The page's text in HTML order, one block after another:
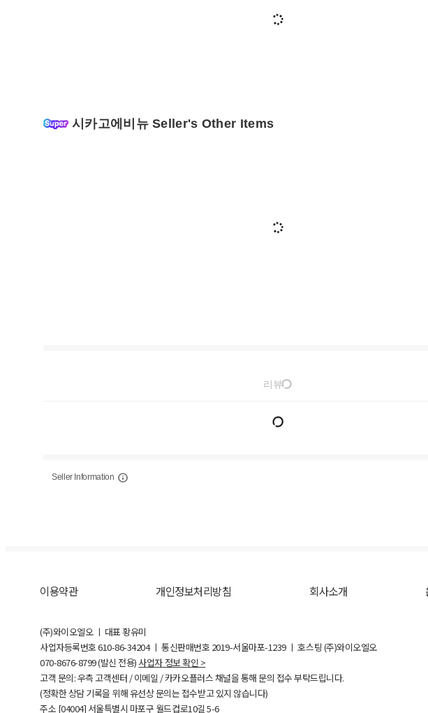
시카고에비뉴 Seller's Other Items
리뷰
Seller Information
이용약관 개인정보처리방침 회사소개
(주)와이오엘오 ㅣ 대표 황유미
사업자등록번호610-86-34204ㅣ 통신판매번호 2019-서울마포-1239 ㅣ 호스팅 (주)와이오엘오
070-8676-8799 (발신 전용) 사업자 정보 확인 >
고객 문의: 우측 고객센터 / 이메일 / 카카오플러스 채널을 통해 문의 접수 부탁드립니다.
(정확한 상담 기록을 위해 유선상 문의는 접수받고 있지 않습니다)
주소 [04004] 서울특별시 마포구 월드컵로10길5-6